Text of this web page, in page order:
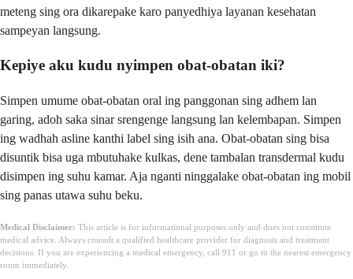
meteng sing ora dikarepake karo panyedhiya layanan kesehatan
sampeyan langsung.
Kepiye aku kudu nyimpen obat-obatan iki?
Simpen umume obat-obatan oral ing panggonan sing adhem lan
garing, adoh saka sinar srengenge langsung lan kelembapan. Simpen
ing wadhah asline kanthi label sing isih ana. Obat-obatan sing bisa
disuntik bisa uga mbutuhake kulkas, dene tambalan transdermal kudu
disimpen ing suhu kamar. Aja nganti ninggalake obat-obatan ing mobil
sing panas utawa suhu beku.
Medical Disclaimer: This article is for informational purposes only and does not constitute
medical advice. Always consult a qualified healthcare provider for diagnosis and treatment
decisions. If you are experiencing a medical emergency, call 911 or go to the nearest emergency
room immediately.